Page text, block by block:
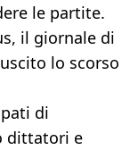
le partite.
il giornale di
lo scorso
di
dittatori e